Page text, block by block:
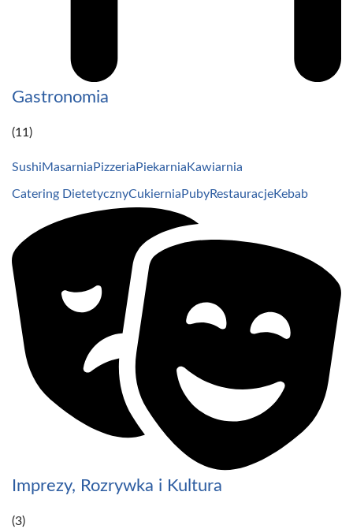
Gastronomia
(11)
SushiMasarnia Pizzeria Piekarnia Kawiarnia
Catering DietetycznyCukiernia PubyRestauracjeKebab
Imprezy, Rozrywka i Kultura
(3)